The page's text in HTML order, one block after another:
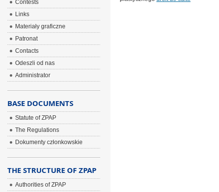
Contests
Links
Materiały graficzne
Patronat
Contacts
Odeszli od nas
Administrator
BASE DOCUMENTS
Statute of ZPAP
The Regulations
Dokumenty członkowskie
THE STRUCTURE OF ZPAP
Authorities of ZPAP